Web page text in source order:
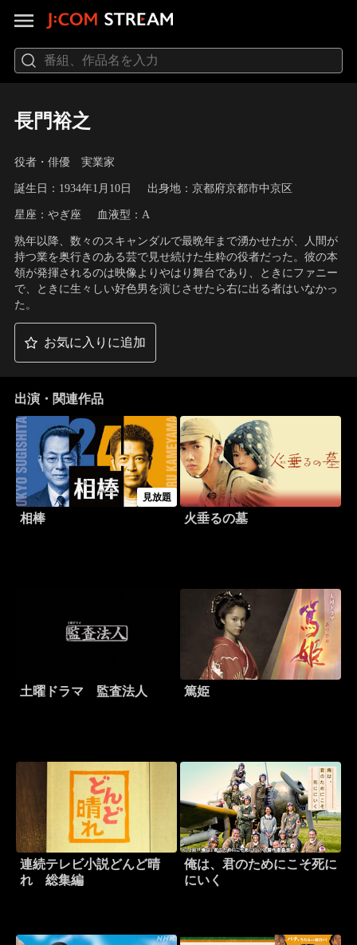
長門裕之
役者・俳優 実業家
誕生日：1934年1月10日 出身地：京都府京都市中京区
星座：やぎ座 血液型：A
熟年以降、数々のスキャンダルで最晩年まで湧かせたが、人間が
持つ業を奥行きのある芸で見せ続けた生粋の役者だった。彼の本
領が発揮されるのは映像よりやはり舞台であり、ときにファニー
で、ときに生々しい好色男を演じさせたら右に出る者はいなかっ
た。
お気に入りに追加
出演・関連作品
見放題
相棒 火垂るの墓
土曜ドラマ 監査法人 篤姫
連続テレビ小説どんど晴
れ 総集編
俺は、君のためにこそ死に
にいく